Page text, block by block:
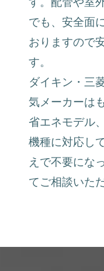
でも、安全面
おりますので
す。
ダイキン・三
気メーカーは
省エネモデル
機種に対応し
えで不要にな
てご相談いた